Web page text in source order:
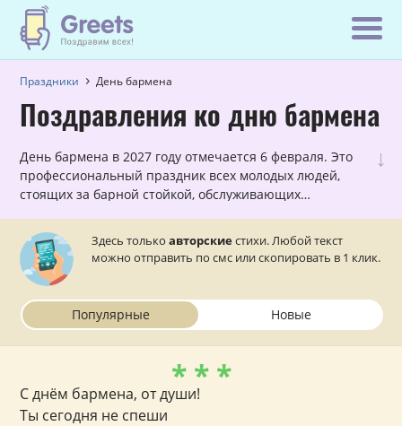
Праздники День бармена
Поздравления ко дню бармена
↓
День бармена в 2027 году отмечается 6 февраля. Это
профессиональный праздник всех молодых людей,
стоящих за барной стойкой, обслуживающих
не все их функции. Ведь настоящий бармен должен
быть психологически подготовлен и уметь находить
общий язык с каждым посетителем. Специально к
празднику мы подготовили множество универсальных
и адресных поздравлений с днем бармена, которые
можно отправить на телефон.
Здесь толькоавторские стихи. Любой текст
можно отправить по смс или скопировать в 1 клик.
Популярные Новые
* * *
С днём бармена, от души!
Ты сегодня не спеши